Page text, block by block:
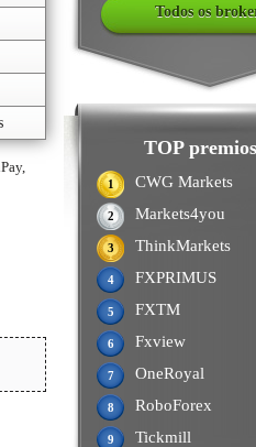
Todos os
TOP premios
1 CWG Markets
2 Markets4you
3 ThinkMarkets
4 FXPRIMUS
5 FXTM
6 Fxview
7 OneRoyal
8 RoboForex
9 Tickmill